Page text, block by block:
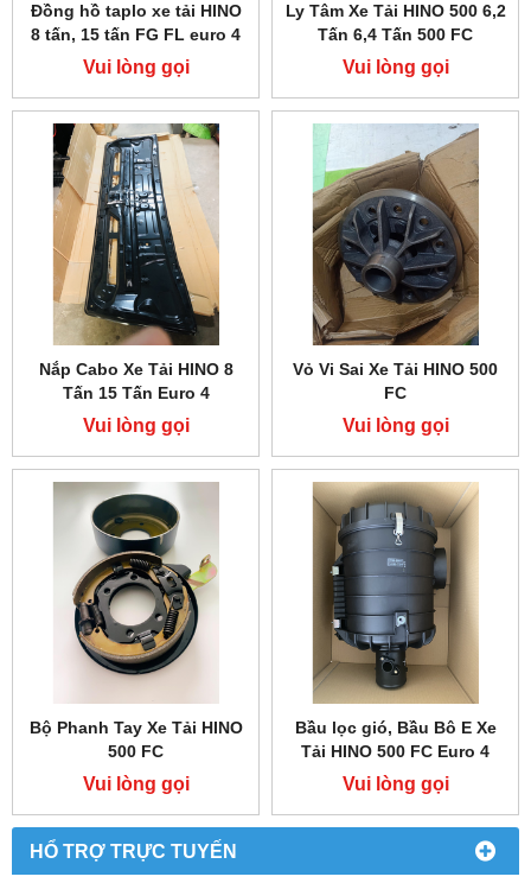
HỔ TRỢ TRỰC TUYẾN
Đồng hồ taplo xe tải HINO
8 tấn, 15 tấn FG FL euro 4
Vui lòng gọi
Ly Tâm Xe Tải HINO 500 6,2
Tấn 6,4 Tấn 500 FC
Vui lòng gọi
Nắp Cabo Xe Tải HINO 8
Tấn 15 Tấn Euro 4
Vui lòng gọi
Vỏ Vi Sai Xe Tải HINO 500
FC
Vui lòng gọi
Bộ Phanh Tay Xe Tải HINO
500 FC
Vui lòng gọi
Bầu lọc gió, Bầu Bô E Xe
Tải HINO 500 FC Euro 4
Vui lòng gọi